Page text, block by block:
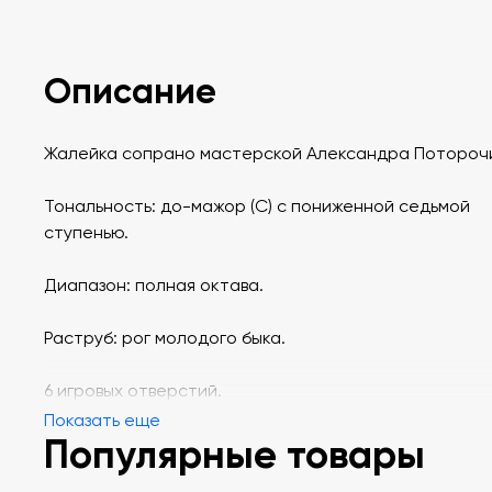
Описание
Жалейка сопрано мастерской Александра
Тональность: до-мажор (C) с пониженной седьмой
ступенью.
Диапазон: полная октава.
Раструб: рог молодого быка.
6 игровых отверстий.
Показать еще
Популярные товары